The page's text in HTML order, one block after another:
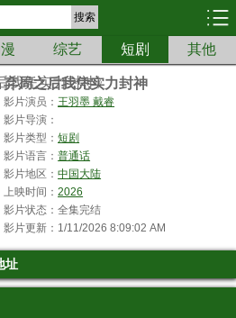
搜索
综艺 短剧 其他
弃局之后我凭实力封神
影片演员：王羽墨 戴睿
影片导演：
影片类型：短剧
影片语言：普通话
影片地区：中国大陆
上映时间：2026
影片状态：全集完结
影片更新：1/11/2026 8:09:02 AM
址